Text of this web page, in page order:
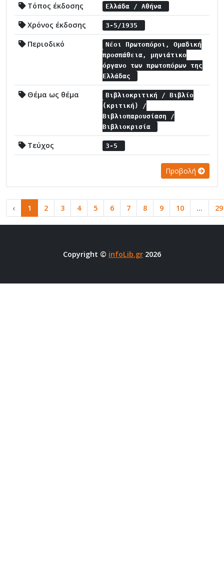
Τόπος έκδοσης Ελλάδα / Αθήνα
Χρόνος έκδοσης 3-5/1935
Περιοδικό
Νέοι Πρωτοπόροι, Ομαδική
προσπάθεια, μηνιάτικο
όργανο των πρωτοπόρων της
Ελλάδας
Θέμα ως θέμα
Βιβλιοκριτική / Βιβλίο
(κριτική) /
Βιβλιοπαρουσίαση /
Βιβλιοκρισία
Τεύχος 3-5
Προβολή
‹ 1 2 3 4 5 6 7 8 9 10 ... 29
Copyright © infoLib.gr 2026